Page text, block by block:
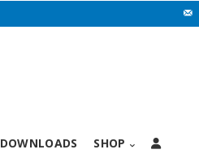
DOWNLOADS SHOP